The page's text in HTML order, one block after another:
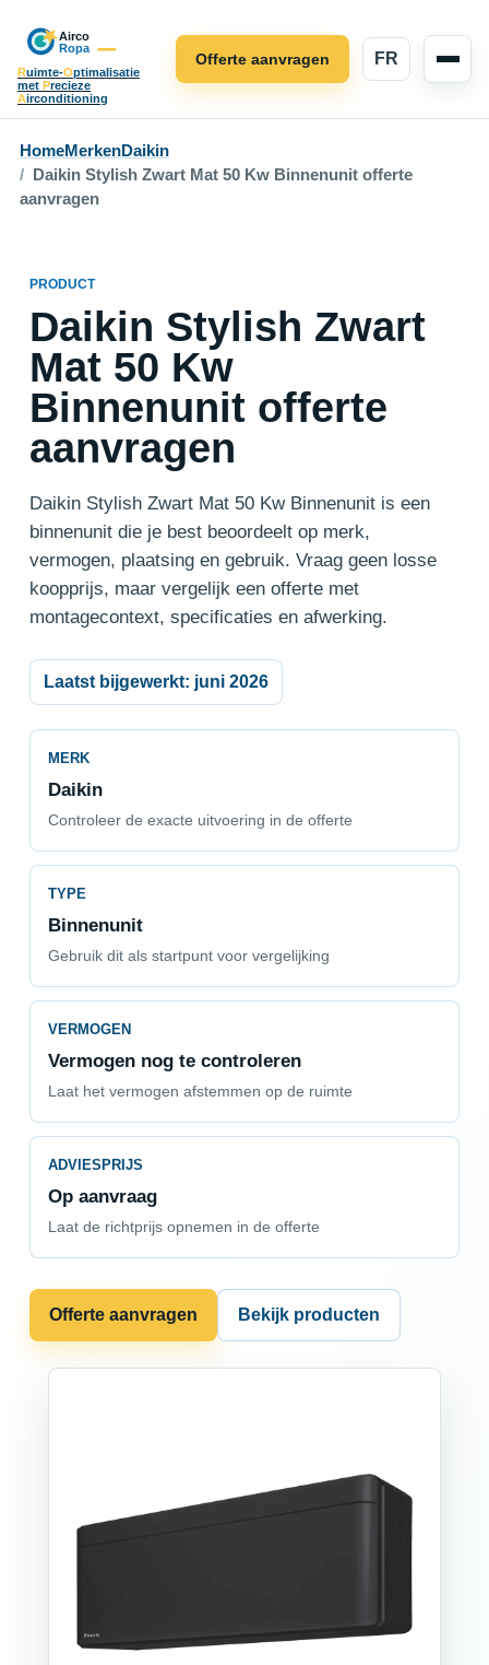
Ruimte-Optimalisatie
met Precieze
Airconditioning
FR
Offerte aanvragen
HomeMerkenDaikin
Daikin Stylish Zwart Mat 50 Kw Binnenunit offerte
aanvragen
PRODUCT
Daikin Stylish Zwart
Mat 50 Kw
Binnenunit offerte
aanvragen
Daikin Stylish Zwart Mat 50 Kw Binnenunit is een
binnenunit die je best beoordeelt op merk,
vermogen, plaatsing en gebruik. Vraag geen losse
koopprijs, maar vergelijk een offerte met
montagecontext, specificaties en afwerking.
Laatst bijgewerkt: juni 2026
MERK
Daikin
Controleer de exacte uitvoering in de offerte
TYPE
Binnenunit
Gebruik dit als startpunt voor vergelijking
VERMOGEN
Vermogen nog te controleren
Laat het vermogen afstemmen op de ruimte
ADVIESPRIJS
Op aanvraag
Laat de richtprijs opnemen in de offerte
Offerte aanvragen Bekijk producten